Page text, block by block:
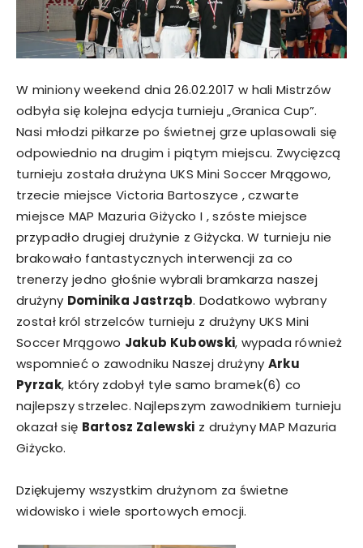
W miniony weekend dnia 26.02.2017 w hali Mistrzów
odbyła się kolejna edycja turnieju „Granica Cup”.
Nasi młodzi piłkarze po świetnej grze uplasowali się
odpowiednio na drugim i piątym miejscu. Zwycięzcą
turnieju została drużyna UKS Mini Soccer Mrągowo,
trzecie miejsce Victoria Bartoszyce , czwarte
miejsce MAP Mazuria Giżycko I , szóste miejsce
przypadło drugiej drużynie z Giżycka. W turnieju nie
brakowało fantastycznych interwencji za co
trenerzy jedno głośnie wybrali bramkarza naszej
drużyny Dominika Jastrząb. Dodatkowo wybrany
został król strzelców turnieju z drużyny UKS Mini
Soccer Mrągowo Jakub Kubowski, wypada również
wspomnieć o zawodniku Naszej drużyny Arku
Pyrzak, który zdobył tyle samo bramek(6) co
najlepszy strzelec. Najlepszym zawodnikiem turnieju
okazał się Bartosz Zalewski z drużyny MAP Mazuria
Giżycko.
Dziękujemy wszystkim drużynom za świetne
widowisko i wiele sportowych emocji.